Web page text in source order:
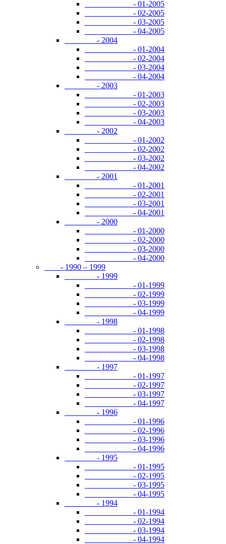
- 01-2005
- 02-2005
- 03-2005
- 04-2005
- 2004
- 01-2004
- 02-2004
- 03-2004
- 04-2004
- 2003
- 01-2003
- 02-2003
- 03-2003
- 04-2003
- 2002
- 01-2002
- 02-2002
- 03-2002
- 04-2002
- 2001
- 01-2001
- 02-2001
- 03-2001
- 04-2001
- 2000
- 01-2000
- 02-2000
- 03-2000
- 04-2000
- 1990 – 1999
- 1999
- 01-1999
- 02-1999
- 03-1999
- 04-1999
- 1998
- 01-1998
- 02-1998
- 03-1998
- 04-1998
- 1997
- 01-1997
- 02-1997
- 03-1997
- 04-1997
- 1996
- 01-1996
- 02-1996
- 03-1996
- 04-1996
- 1995
- 01-1995
- 02-1995
- 03-1995
- 04-1995
- 1994
- 01-1994
- 02-1994
- 03-1994
- 04-1994